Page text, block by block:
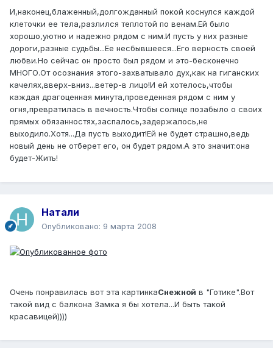
И,наконец,блаженный,долгожданный покой коснулся каждой
клеточки ее тела,разлился теплотой по венам.Ей было
хорошо,уютно и надежно рядом с ним.И пусть у них разные
дороги,разные судьбы...Ее несбывшееся...Его верность своей
любви.Но сейчас он просто был рядом и это-бесконечно
МНОГО.От осознания этого-захватывало дух,как на гиганских
качелях,вверх-вниз...ветер-в лицо!И ей хотелось,чтобы
каждая драгоценная минута,проведенная рядом с ним у
огня,превратилась в вечность.Чтобы солнце позабыло о своих
прямых обязанностях,заспалось,задержалось,не
выходило.Хотя...Да пусть выходит!Ей не будет страшно,ведь
новый день не отберет его, он будет рядом.А это значит:она
будет-Жить!
Натали
Опубликовано: 9 марта 2008
Очень понравилась вот эта картинкаСнежной в "Готике".Вот
такой вид с балкона Замка я бы хотела...И быть такой
красавицей))))